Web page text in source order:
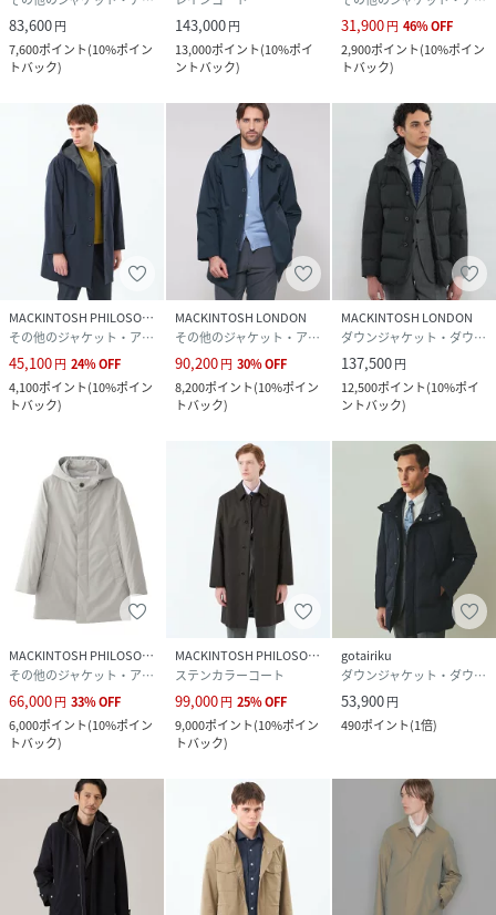
性別タイプ メンズ
原産国 中国製
コート ナイロン100% （ポリウレタンフィルム
で貼り合わせ） ライナー 表側 ナイロン100% 中
わた ダウン90% フェザー10% 裏側 ナイロン
サイズ 38、40、42
品番
MU1473_28
G1C09006---28-38 MU1473
83,600円
7,600ポイント(10%ポイン
トバック)
143,000円
13,000ポイント(10%ポイ
ントバック)
31,900円 46%OFF
2,900ポイント(10%ポイン
トバック)
MACKINTOSH PHILOSOPHY
その他のジャケット・アウター
45,100円 24%OFF
4,100ポイント(10%ポイン
トバック)
MACKINTOSH LONDON
その他のジャケット・アウター
90,200円 30%OFF
8,200ポイント(10%ポイン
トバック)
MACKINTOSH LONDON
ダウンジャケット・ダウンベスト
137,500円
12,500ポイント(10%ポイ
ントバック)
MACKINTOSH PHILOSOPHY
その他のジャケット・アウター
66,000円 33%OFF
6,000ポイント(10%ポイン
トバック)
MACKINTOSH PHILOSOPHY
ステンカラーコート
99,000円 25%OFF
9,000ポイント(10%ポイン
トバック)
gotairiku
ダウンジャケット・ダウンベスト
53,900円
490ポイント(1倍)